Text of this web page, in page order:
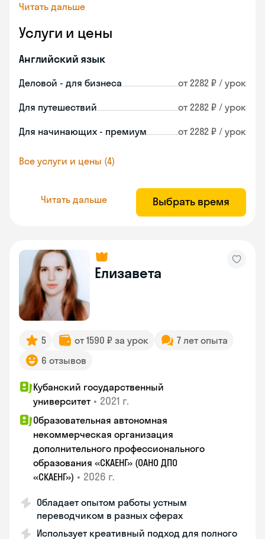
Читать дальше
Услуги и цены
Английский язык
Деловой - для бизнеса от 2282 ₽ / урок
Для путешествий от 2282 ₽ / урок
Для начинающих - премиум от 2282 ₽ / урок
Все услуги и цены (4)
Читать дальше Выбрать время
Елизавета
5 от 1590 ₽ за урок
7 лет опыта
6 отзывов
Кубанский государственный
университет • 2021 г.
Образовательная автономная
некоммерческая организация
дополнительного профессионального
образования «СКАЕНГ» (ОАНО ДПО
«СКАЕНГ») • 2026 г.
Обладает опытом работы устным
переводчиком в разных сферах
Использует креативный подход для полного